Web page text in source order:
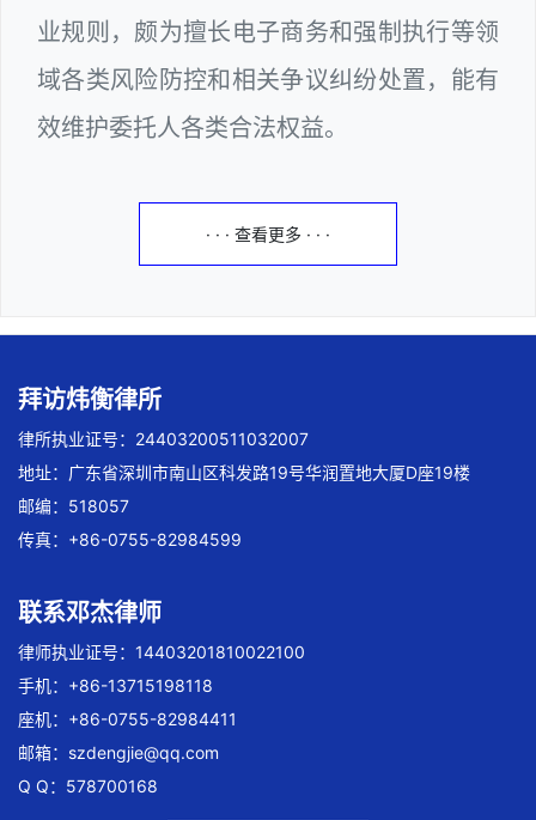
业规则，颇为擅长电子商务和强制执行等领
域各类风险防控和相关争议纠纷处置，能有
效维护委托人各类合法权益。
· · · 查看更多 · · ·
拜访炜衡律所
律所执业证号：24403200511032007
地址：广东省深圳市南山区科发路19号华润置地大厦D座19楼
邮编：518057
传真：+86-0755-82984599
联系邓杰律师
律师执业证号：14403201810022100
手机：+86-13715198118
座机：+86-0755-82984411
邮箱： szdengjie@qq.com
Q Q：578700168